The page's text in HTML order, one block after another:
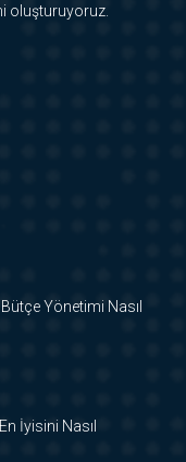
oluşturuyoruz.
Yönetimi Nasıl
İyisini Nasıl